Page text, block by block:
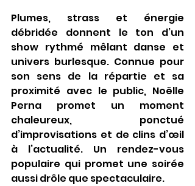
Plumes, strass et énergie
débridée donnent le ton d’un
show rythmé mêlant danse et
univers burlesque. Connue pour
son sens de la répartie et sa
proximité avec le public, Noëlle
Perna promet un moment
chaleureux, ponctué
d’improvisations et de clins d’œil
à l’actualité. Un rendez-vous
populaire qui promet une soirée
aussi drôle que spectaculaire.